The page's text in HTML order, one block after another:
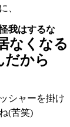
、
我はするな
なくなる
だから
シャーを掛け
(苦笑)